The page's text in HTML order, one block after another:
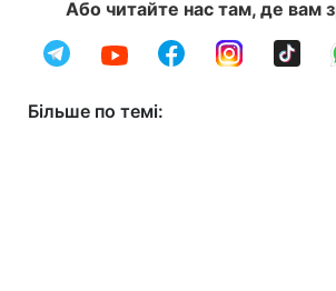
Або читайте нас там, де вам
Більше по темі: